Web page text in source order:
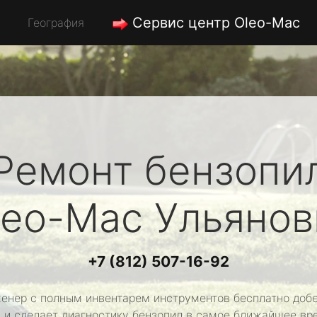
География Сервис центр Oleo-Mac
Mac
+7 (812) 507-16-92
с полным инвентарем инструментов бесплатно